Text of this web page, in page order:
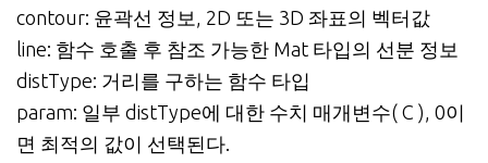
contour: 윤곽선 정보, 2D 또는 3D 좌표의 벡터값
line: 함수 호출 후 참조 가능한 Mat 타입의 선분 정보
distType: 거리를 구하는 함수 타입
param: 일부 distType에 대한 수치 매개변수( C ), 0이
면 최적의 값이 선택된다.